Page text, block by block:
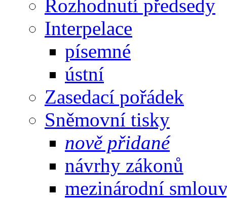
Rozhodnutí předsedy
Interpelace
písemné
ústní
Zasedací pořádek
Sněmovní tisky
nově přidané
návrhy zákonů
mezinárodní